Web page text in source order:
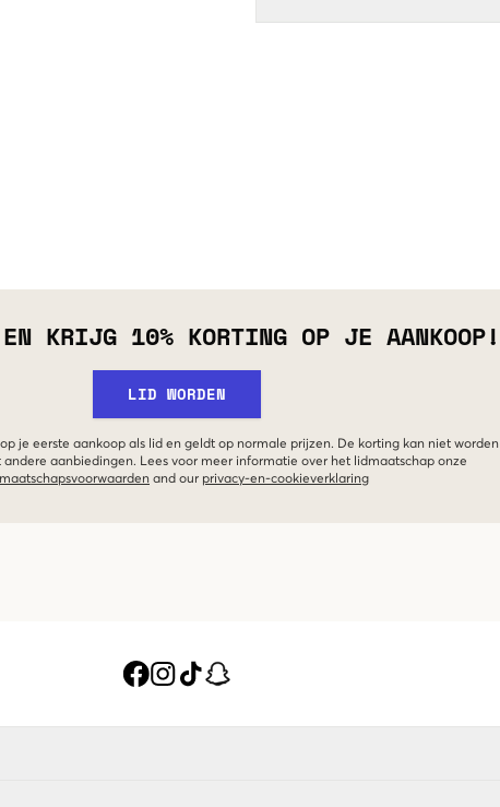
KRIJG 10% KORTING OP JE AANKOOP!
LID WORDEN
je eerste aankoop als lid en geldt op normale prijzen. De korting kan niet worden
aanbiedingen. Lees voor meer informatie over het lidmaatschap onze
and our privacy-en-cookieverklaring